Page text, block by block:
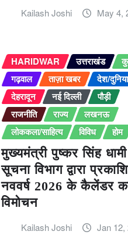
Kailash Joshi May 4,
HARIDWAR उत्तराखंड
गढ़वाल
ताज़ा खबर
देश/दुनिया
देहरादून
नई दिल्ली
पौड़ी
राजनीति
राज्य
लखनऊ
लोककला/साहित्य
विविध होम
मुख्यमंत्री पुष्कर सिंह
सूचना विभाग द्वारा
नववर्ष 2026 के कैलेंडर
विमोचन
Kailash Joshi Jan 12,